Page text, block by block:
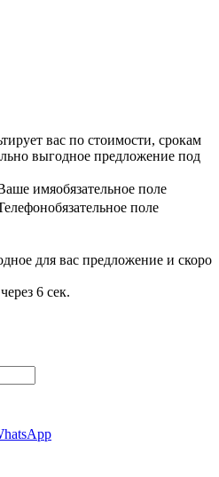
вас по стоимости, срокам
выгодное предложение под
имяобязательное поле
обязательное поле
для вас предложение и скоро
6 сек.